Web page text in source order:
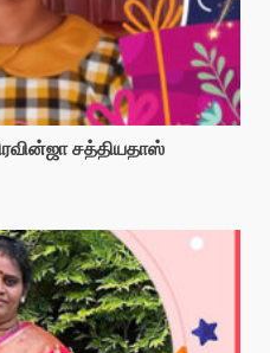
சத்தியதாஸ்